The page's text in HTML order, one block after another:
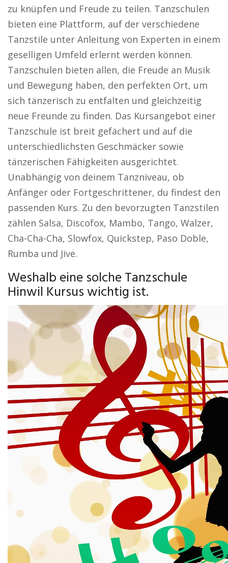
zu knüpfen und Freude zu teilen. Tanzschulen
bieten eine Plattform, auf der verschiedene
Tanzstile unter Anleitung von Experten in einem
geselligen Umfeld erlernt werden können.
Tanzschulen bieten allen, die Freude an Musik
und Bewegung haben, den perfekten Ort, um
sich tänzerisch zu entfalten und gleichzeitig
neue Freunde zu finden. Das Kursangebot einer
Tanzschule ist breit gefächert und auf die
unterschiedlichsten Geschmäcker sowie
tänzerischen Fähigkeiten ausgerichtet.
Unabhängig von deinem Tanzniveau, ob
Anfänger oder Fortgeschrittener, du findest den
passenden Kurs. Zu den bevorzugten Tanzstilen
zählen Salsa, Discofox, Mambo, Tango, Walzer,
Cha-Cha-Cha, Slowfox, Quickstep, Paso Doble,
Rumba und Jive.
Weshalb eine solche Tanzschule
Hinwil Kursus wichtig ist.